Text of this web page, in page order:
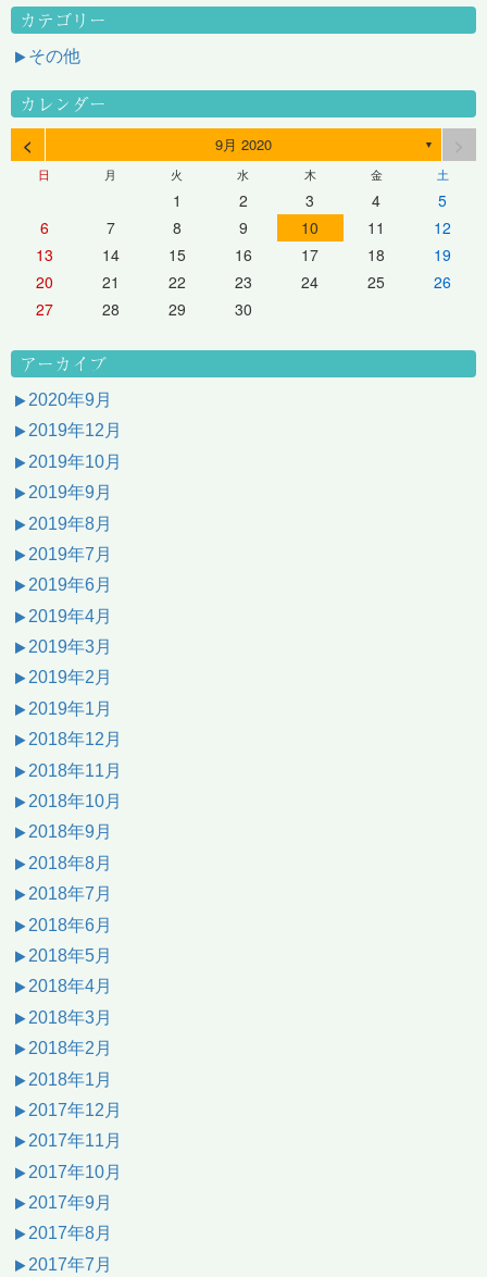
カテゴリー
その他
カレンダー
< 9月 2020 ▼
日 月 火 水 木 金 土
1 2 3 4
5
6
7 8 9 10 11
12
13
14 15 16 17 18
19
20
21 22 23 24 25
26
27
28 29 30
アーカイブ
2020年9月
2019年12月
2019年10月
2019年9月
2019年8月
2019年7月
2019年6月
2019年4月
2019年3月
2019年2月
2019年1月
2018年12月
2018年11月
2018年10月
2018年9月
2018年8月
2018年7月
2018年6月
2018年5月
2018年4月
2018年3月
2018年2月
2018年1月
2017年12月
2017年11月
2017年10月
2017年9月
2017年8月
2017年7月